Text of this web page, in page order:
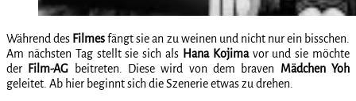
Während des Filmesfängt sie an zu weinen und nicht nur ein bisschen.
Am nächsten Tag stellt sie sich als Hana Kojimavor und sie möchte
der
Film-AG beitreten. Diese wird von dem braven Mädchen Yoh
geleitet. Ab hier beginnt sich die Szenerie etwas zu drehen.